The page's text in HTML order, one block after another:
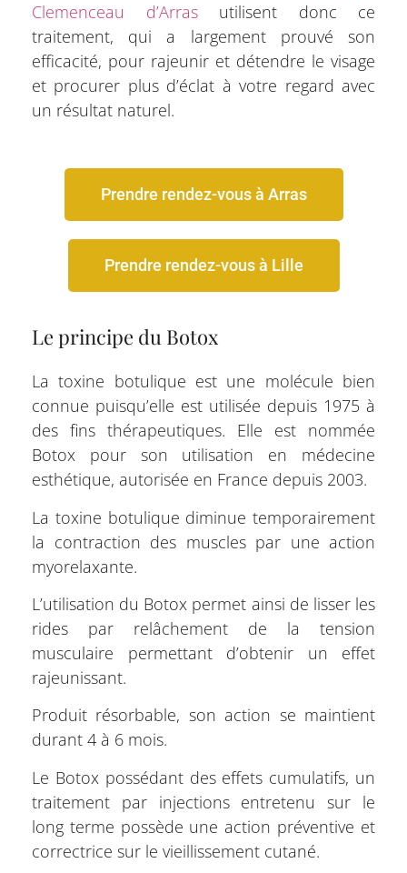
Clemenceau d’Arrasutilisent donc ce
traitement, qui a largement prouvé son
efficacité, pour rajeunir et détendre le visage
et procurer plus d’éclat à votre regard avec
un résultat naturel.
Prendre rendez-vous à Arras
Prendre rendez-vous à Lille
Le principe du Botox
La toxine botulique est une molécule bien
connue puisqu’elle est utilisée depuis 1975 à
des fins thérapeutiques. Elle est nommée
Botox pour son utilisation en médecine
esthétique, autorisée en France depuis 2003.
La toxine botulique diminue temporairement
la contraction des muscles par une action
myorelaxante.
L’utilisation du Botox permet ainsi de lisser les
rides par relâchement de la tension
musculaire permettant d’obtenir un effet
rajeunissant.
Produit résorbable, son action se maintient
durant 4 à 6 mois.
Le Botox possédant des effets cumulatifs, un
traitement par injections entretenu sur le
long terme possède une action préventive et
correctrice sur le vieillissement cutané.